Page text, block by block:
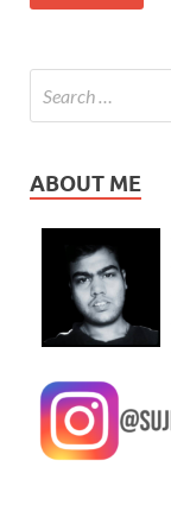
ABOUT ME